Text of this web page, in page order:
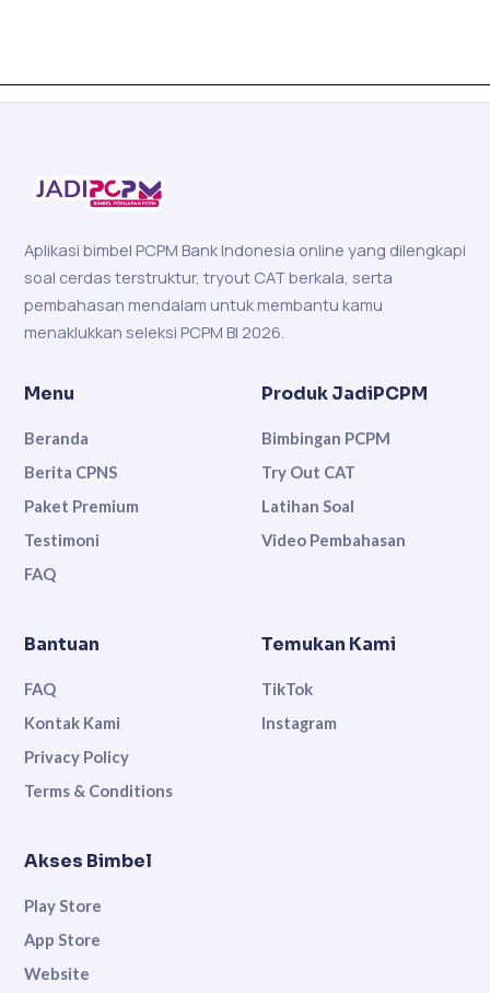
Aplikasi bimbel PCPM Bank Indonesia online yang dilengkapi
soal cerdas terstruktur, tryout CAT berkala, serta
pembahasan mendalam untuk membantu kamu
menaklukkan seleksi PCPM BI 2026.
Menu
Beranda
Berita CPNS
Paket Premium
Testimoni
FAQ
Produk JadiPCPM
Bimbingan PCPM
Try Out CAT
Latihan Soal
Video Pembahasan
Bantuan
FAQ
Kontak Kami
Privacy Policy
Terms & Conditions
Temukan Kami
TikTok
Instagram
Akses Bimbel
Play Store
App Store
Website